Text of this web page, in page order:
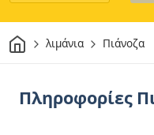
Σπίτιλιμάνια Πιάνοζα
Πληροφορίες